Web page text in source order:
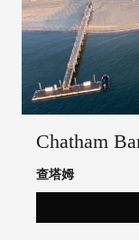
Chatham
查塔姆